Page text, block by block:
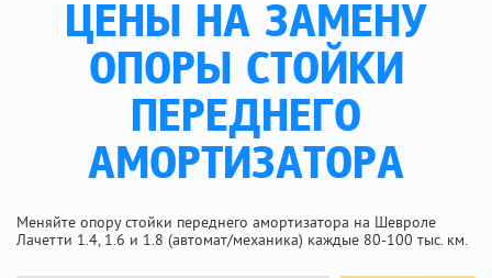
ЦЕНЫ НА ЗАМЕНУ
ОПОРЫ СТОЙКИ
ПЕРЕДНЕГО
АМОРТИЗАТОРА
Меняйте опору стойки переднего амортизатора на Шевроле
Лачетти 1.4, 1.6 и 1.8 (автомат/механика) каждые 80-100 тыс. км.